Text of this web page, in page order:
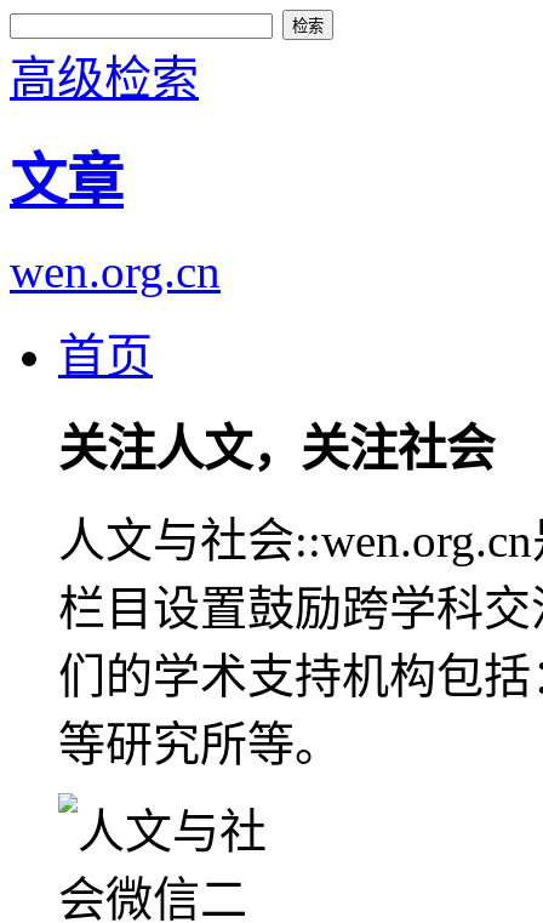
高级检索
文章
wen.org.cn
首页
关注人文，关注社会
人文与社会
栏目设置鼓励跨学科
们的学术支持机构包
等研究所等。